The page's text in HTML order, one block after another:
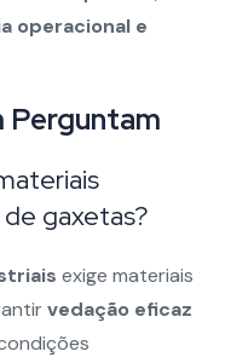
operacional e
Perguntam
gaxetas?
exige materiais
vedação eficaz